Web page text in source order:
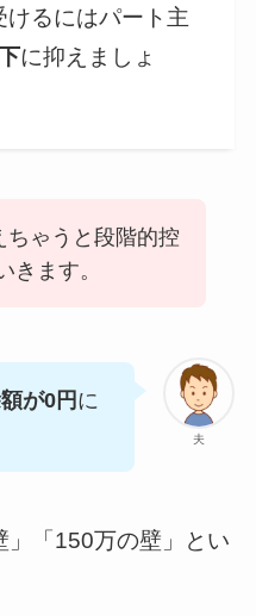
るにはパート主
に抑えましょ
ちゃうと段階的控
きます。
夫
が0円 に
」「150万の壁」とい